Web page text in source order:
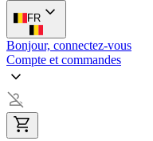
FR
Bonjour, connectez-vous
Compte et commandes